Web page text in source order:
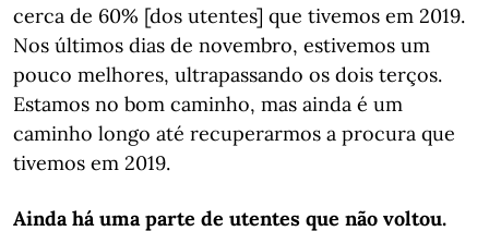
cerca de 60% [dos utentes] que tivemos em 2019.
Nos últimos dias de novembro, estivemos um
pouco melhores, ultrapassando os dois terços.
Estamos no bom caminho, mas ainda é um
caminho longo até recuperarmos a procura que
tivemos em 2019.
Ainda há uma parte de utentes que não voltou.